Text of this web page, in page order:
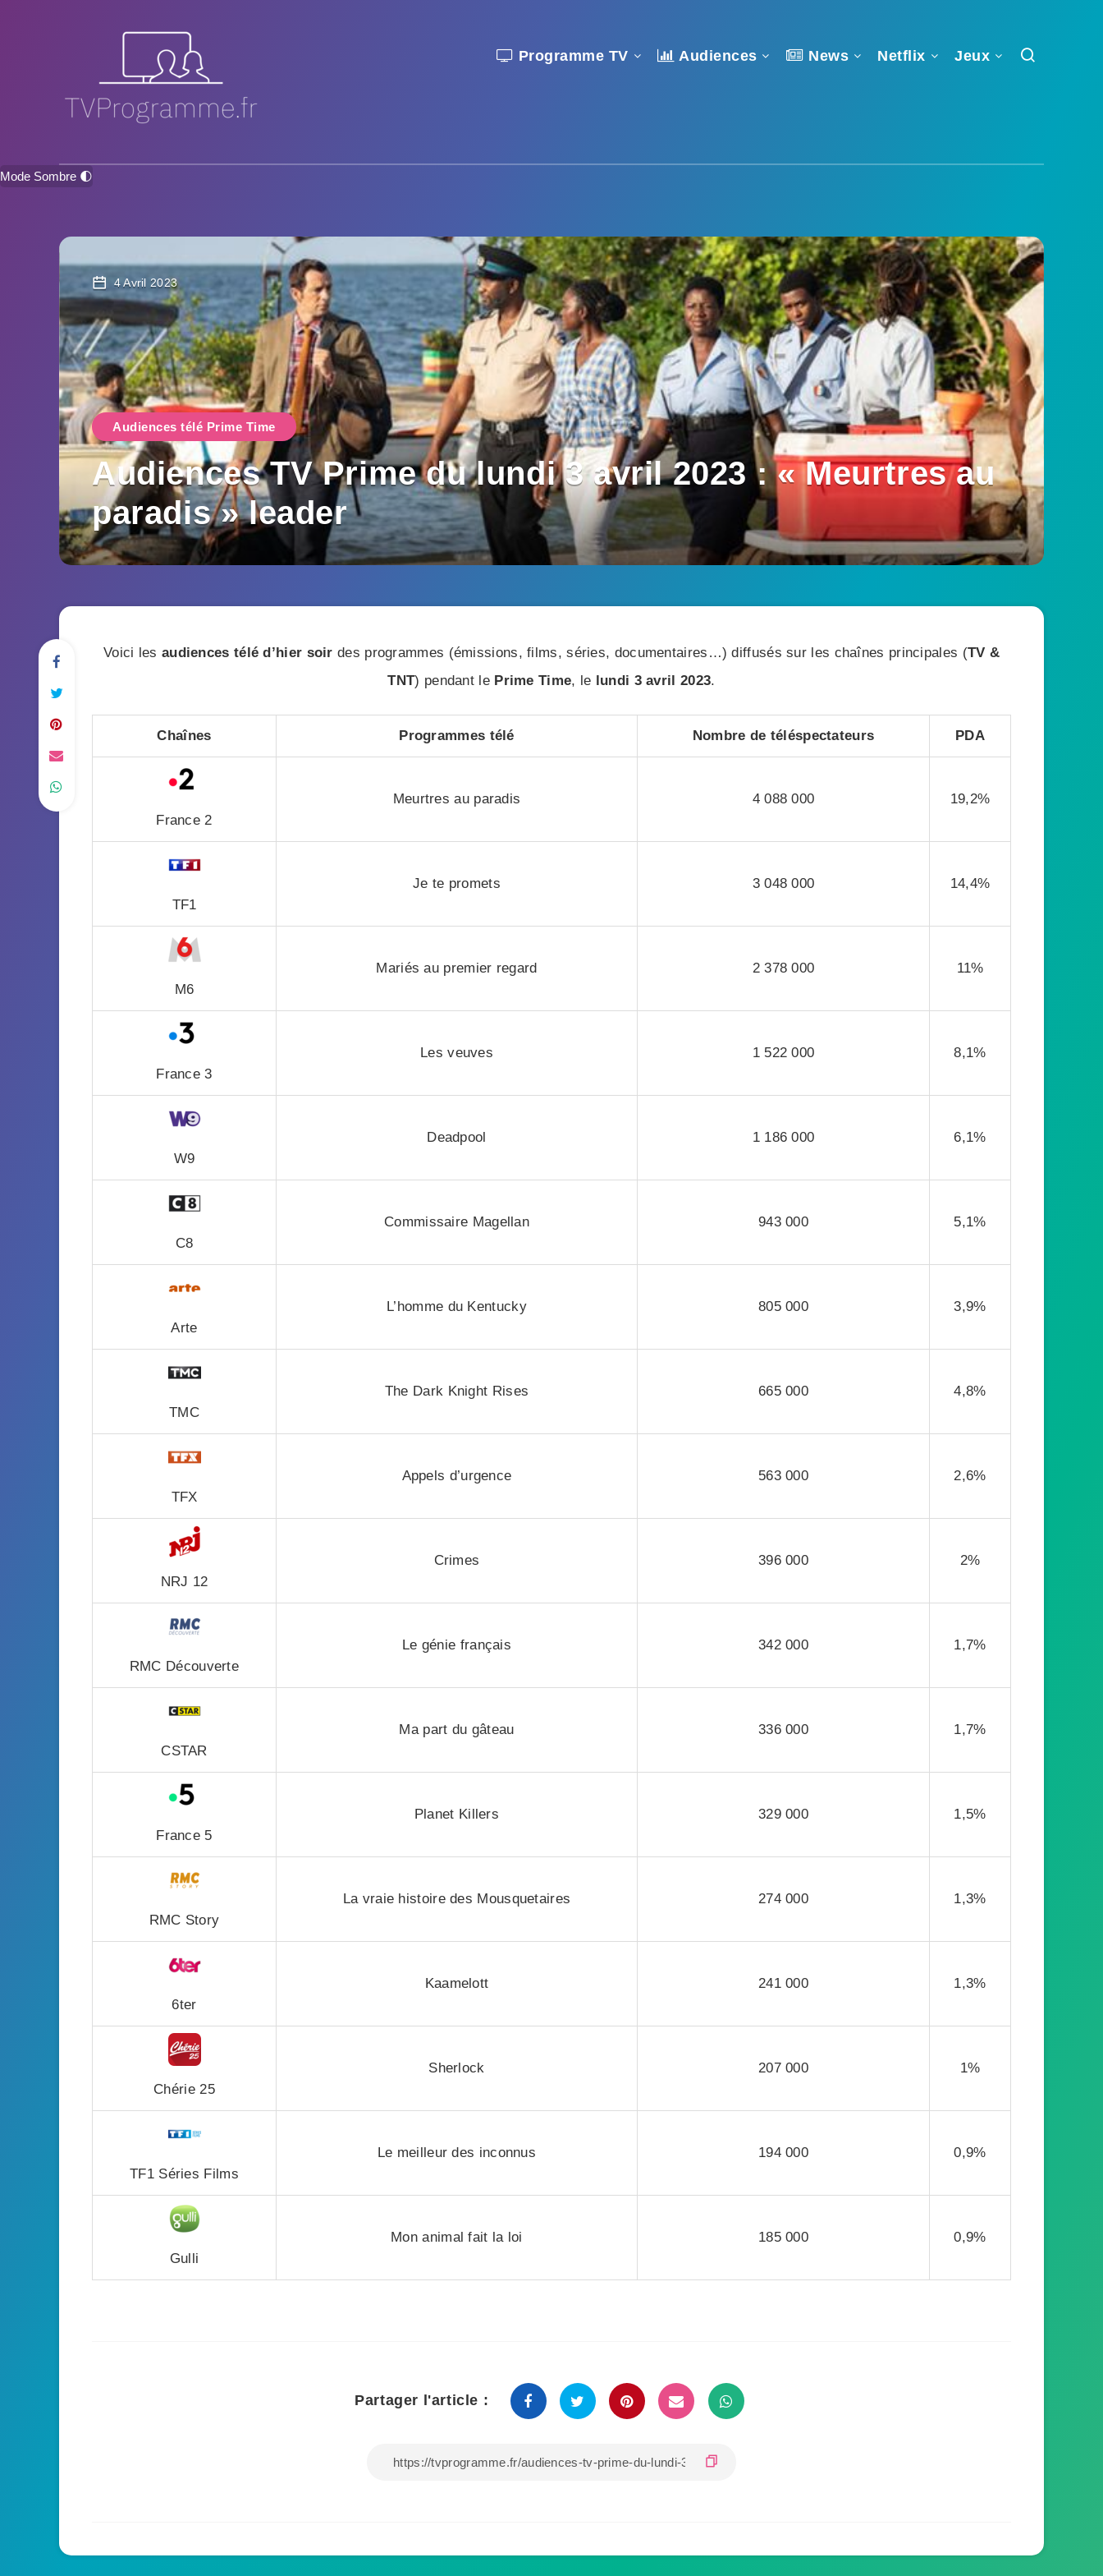
Programme TV Audiences News Netflix Jeux
Mode Sombre 🌓
4 Avril 2023
Audiences télé Prime Time
Audiences TV Prime du lundi 3 avril 2023 : « Meurtres au
paradis » leader
Voici les audiences télé d’hier soir des programmes (émissions, films, séries, documentaires…) diffusés sur les chaînes principales (TV &
TNT) pendant le Prime Time, le lundi 3 avril 2023.
Chaînes Programmes télé Nombre de téléspectateurs PDA
France 2
Meurtres au paradis 4 088 000 19,2%
TF1
Je te promets 3 048 000 14,4%
M6
Mariés au premier regard 2 378 000 11%
France 3
Les veuves 1 522 000 8,1%
W9
Deadpool 1 186 000 6,1%
C8
Commissaire Magellan 943 000 5,1%
Arte
L’homme du Kentucky 805 000 3,9%
TMC
The Dark Knight Rises 665 000 4,8%
TFX
Appels d’urgence 563 000 2,6%
NRJ 12
Crimes 396 000 2%
RMC Découverte
Le génie français 342 000 1,7%
CSTAR
Ma part du gâteau 336 000 1,7%
France 5
Planet Killers 329 000 1,5%
RMC Story
La vraie histoire des Mousquetaires 274 000 1,3%
6ter
Kaamelott 241 000 1,3%
Chérie 25
Sherlock 207 000 1%
TF1 Séries Films
Le meilleur des inconnus 194 000 0,9%
Gulli
Mon animal fait la loi 185 000 0,9%
Partager l'article :
vie privée